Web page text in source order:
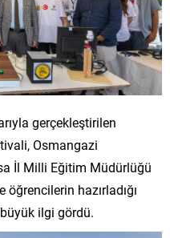
gerçekleştirilen
Osmangazi
İl Milli Eğitim Müdürlüğü
hazırladığı
ilgi gördü.